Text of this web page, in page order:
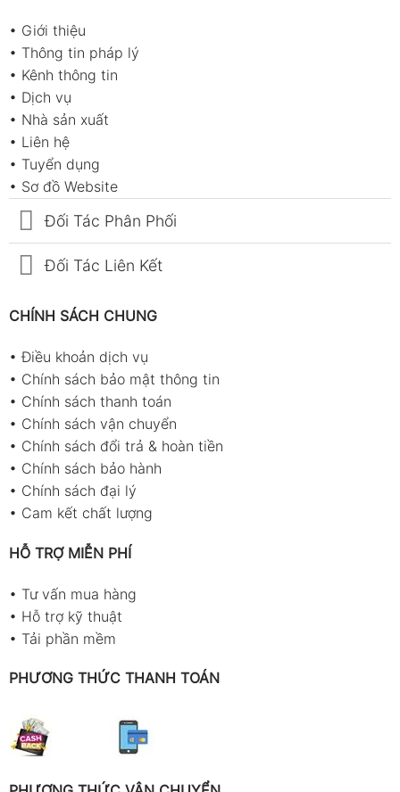
• Giới thiệu
• Thông tin pháp lý
• Kênh thông tin
• Dịch vụ
• Nhà sản xuất
• Liên hệ
• Tuyển dụng
• Sơ đồ Website
Đối Tác Phân Phối
Đối Tác Liên Kết
CHÍNH SÁCH CHUNG
•Điều khoản dịch vụ
• Chính sách bảo mật thông tin
• Chính sách thanh toán
• Chính sách vận chuyển
• Chính sách đổi trả & hoàn tiền
• Chính sách bảo hành
• Chính sách đại lý
• Cam kết chất lượng
HỖ TRỢ MIỄN PHÍ
• Tư vấn mua hàng
• Hỗ trợ kỹ thuật
• Tải phần mềm
PHƯƠNG THỨC THANH TOÁN